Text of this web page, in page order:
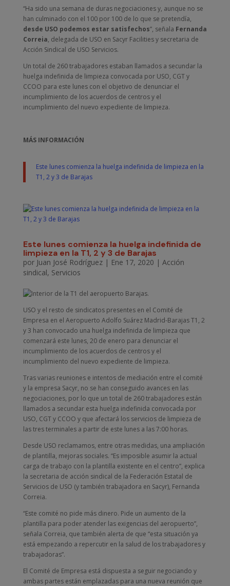
“Ha sido una semana de duras negociaciones y, aunque no se
han culminado con el 100 por 100 de lo que se pretendía,
desde USO podemos estar satisfechos”, señala Fernanda
Correia, delegada de USO en Sacyr Facilities y secretaria de
Acción Sindical de USO Servicios.
Un total de 260 trabajadores estaban llamados a secundar la
huelga indefinida de limpieza convocada por USO, CGT y
CCOO para este lunes con el objetivo de denunciar el
incumplimiento de los acuerdos de centros y el
incumplimiento del nuevo expediente de limpieza.
MÁS INFORMACIÓN
Este lunes comienza la huelga indefinida de limpieza en la
T1, 2 y 3 de Barajas
Este lunes comienza la huelga indefinida de
limpieza en la T1, 2 y 3 de Barajas
por Juan José Rodríguez| Ene 17, 2020 | Acción
sindical, Servicios
USO y el resto de sindicatos presentes en el Comité de
Empresa en el Aeropuerto Adolfo Suárez Madrid-Barajas T1, 2
y 3 han convocado una huelga indefinida de limpieza que
comenzará este lunes, 20 de enero para denunciar el
incumplimiento de los acuerdos de centros y el
incumplimiento del nuevo expediente de limpieza.
Tras varias reuniones e intentos de mediación entre el comité
y la empresa Sacyr, no se han conseguido avances en las
negociaciones, por lo que un total de 260 trabajadores están
llamados a secundar esta huelga indefinida convocada por
USO, CGT y CCOO y que afectará los servicios de limpieza de
las tres terminales a partir de este lunes a las 7:00 horas.
Desde USO reclamamos, entre otras medidas, una ampliación
de plantilla, mejoras sociales. “Es imposible asumir la actual
carga de trabajo con la plantilla existente en el centro”, explica
la secretaria de acción sindical de la Federación Estatal de
Servicios de USO (y también trabajadora en Sacyr), Fernanda
Correia.
“Este comité no pide más dinero. Pide un aumento de la
plantilla para poder atender las exigencias del aeropuerto”,
señala Correia, que también alerta de que “esta situación ya
está empezando a repercutir en la salud de los trabajadores y
trabajadoras”.
El Comité de Empresa está dispuesta a seguir negociando y
ambas partes están emplazadas para una nueva reunión que